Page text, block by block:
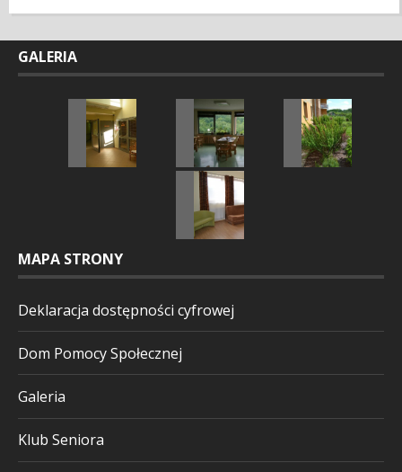
GALERIA
MAPA STRONY
Deklaracja dostępności cyfrowej
Dom Pomocy Społecznej
Galeria
Klub Seniora